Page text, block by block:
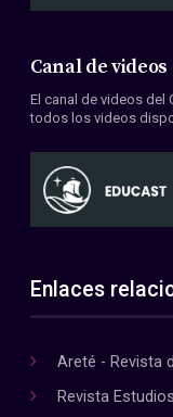
Canal de videos
El canal de videos del
todos los videos
Enlaces
Areté - Revista
Revista